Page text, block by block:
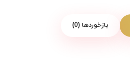
بازخوردها (0)